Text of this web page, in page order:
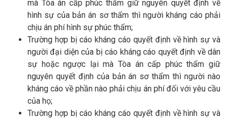
mà Tòa án cấp phúc thẩm giữ nguyên quyết định về
hình sự của bản án sơ thẩm thì người kháng cáo phải
chịu án phí hình sự phúc thẩm;
Trường hợp bị cáo kháng cáo quyết định về hình sự và
người đại diện của bị cáo kháng cáo quyết định về dân
sự hoặc ngược lại mà Tòa án cấp phúc thẩm giữ
nguyên quyết định của bản án sơ thẩm thì người nào
kháng cáo về phần nào phải chịu án phí đối với yêu cầu
của họ;
Trường hợp bị cáo kháng cáo quyết định về hình sự và